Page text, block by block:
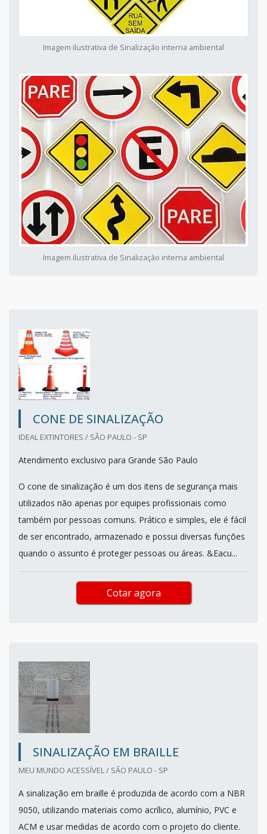
Imagem ilustrativa de Sinalização interna ambiental
Imagem ilustrativa de Sinalização interna ambiental
CONE DE SINALIZAÇÃO
IDEAL EXTINTORES / SÃO PAULO - SP
Atendimento exclusivo para Grande São Paulo
O cone de sinalização é um dos itens de segurança mais
utilizados não apenas por equipes profissionais como
também por pessoas comuns. Prático e simples, ele é fácil
de ser encontrado, armazenado e possui diversas funções
quando o assunto é proteger pessoas ou áreas. &Eacu...
Cotar agora
SINALIZAÇÃO EM BRAILLE
MEU MUNDO ACESSÍVEL / SÃO PAULO - SP
A sinalização em braille é produzida de acordo com a NBR
9050, utilizando materiais como acrílico, alumínio, PVC e
ACM e usar medidas de acordo com o projeto do cliente.